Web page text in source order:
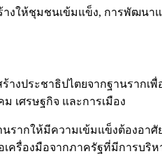
งให้ชุมชนเข้มแข็ง, การพัฒนา
งประชาธิปไตยจากฐานราก
เศรษฐกิจ และการเมือง
นรากให้มีความเข้มแข็งต้องอ
ครื่องมือจากภาครัฐที่มีการบ